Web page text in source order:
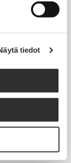
tiedot
hengellisessä